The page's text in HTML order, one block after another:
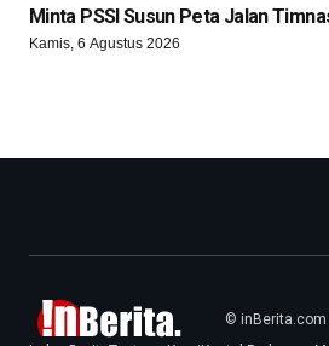
Minta PSSI Susun Peta Jalan
Kamis, 6 Agustus 2026
© inBerita.com